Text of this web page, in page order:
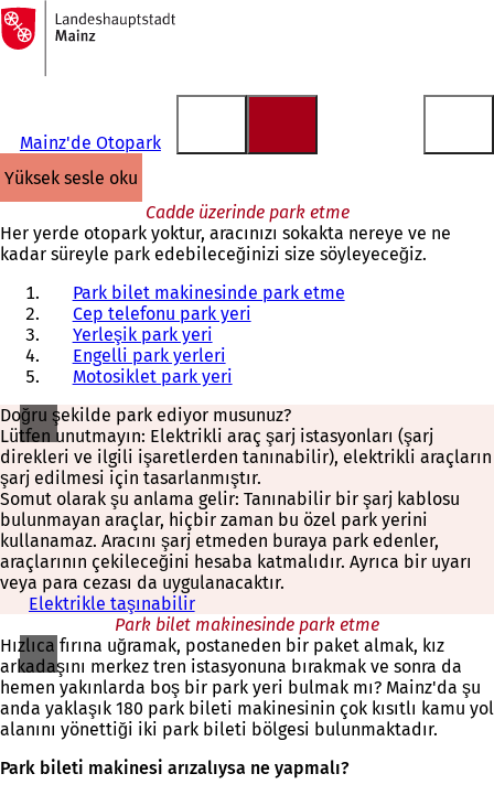
İçeriğe atla
Ana
sayfaya
Mainz'de Otopark
yüksek sesle oku
Cadde üzerinde park etme
Her yerde otopark yoktur, aracınızı sokakta nereye ve ne
kadar süreyle park edebileceğinizi size söyleyeceğiz.
Park bilet makinesinde park etme
Cep telefonu park yeri
Yerleşik park yeri
Engelli park yerleri
Motosiklet park yeri
Doğru şekilde park ediyor musunuz?
Lütfen unutmayın: Elektrikli araç şarj istasyonları (şarj
direkleri ve ilgili işaretlerden tanınabilir), elektrikli araçların
şarj edilmesi için tasarlanmıştır.
Somut olarak şu anlama gelir: Tanınabilir bir şarj kablosu
bulunmayan araçlar, hiçbir zaman bu özel park yerini
kullanamaz. Aracını şarj etmeden buraya park edenler,
araçlarının çekileceğini hesaba katmalıdır. Ayrıca bir uyarı
veya para cezası da uygulanacaktır.
Elektrikle taşınabilir
Park bilet makinesinde park etme
Hızlıca fırına uğramak, postaneden bir paket almak, kız
arkadaşını merkez tren istasyonuna bırakmak ve sonra da
hemen yakınlarda boş bir park yeri bulmak mı? Mainz'da şu
anda yaklaşık 180 park bileti makinesinin çok kısıtlı kamu yol
alanını yönettiği iki park bileti bölgesi bulunmaktadır.
Park bileti makinesi arızalıysa ne yapmalı?